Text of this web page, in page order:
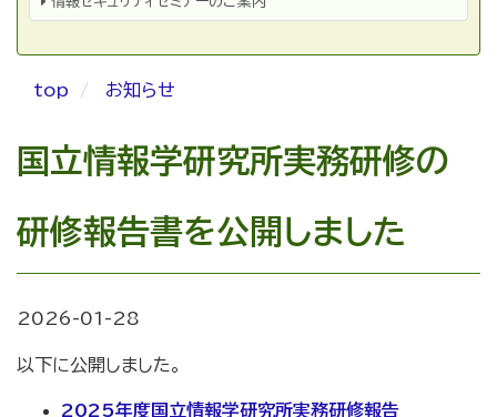
top お知らせ
国立情報学研究所実務研修の
研修報告書を公開しました
2026-01-28
以下に公開しました。
2025年度国立情報学研究所実務研修報告